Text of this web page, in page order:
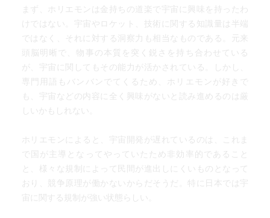
まず、ホリエモンは金持ちの道楽で宇宙に興味を持ったわ
けではない。宇宙やロケット、技術に関する知識量は半端
ではなく、それに対する洞察力も相当なものである。元来
頭脳明晰で、物事の本質を突く鋭さを持ち合わせている
が、宇宙に関してもその能力が活かされている。しかし、
専門用語もバンバンでてくるため、ホリエモンが好きで
も、宇宙などの内容に全く興味がないと読み進めるのは厳
しいかもしれない。
ホリエモンによると、宇宙開発が遅れているのは、これま
で国が主導となってやっていたため非効率的であること
と、様々な規制によって民間が進出しにくいものとなって
おり、競争原理が働かないからだそうだ。特に日本では宇
宙に関する規制が強い状態らしい。